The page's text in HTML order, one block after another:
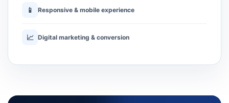
📱 Responsive & mobile experience
📈 Digital marketing & conversion